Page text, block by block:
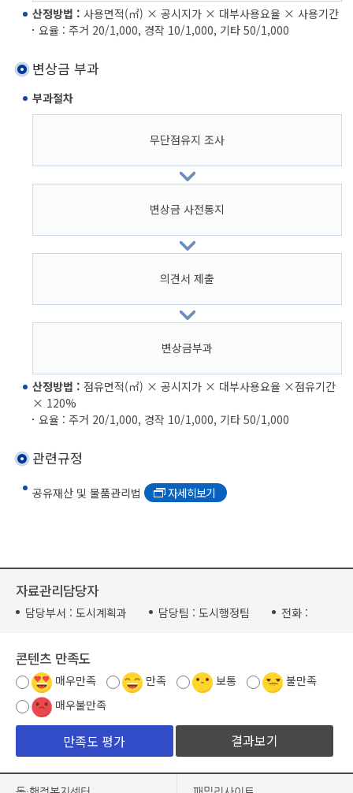
산정방법 : 사용면적(㎡) × 공시지가 × 대부사용요율 × 사용기간
요율 : 주거 20/1,000, 경작 10/1,000, 기타 50/1,000
변상금 부과
부과절차
무단점유지 조사
변상금 사전통지
의견서 제출
변상금부과
산정방법 : 점유면적(㎡) × 공시지가 × 대부사용요율 ×점유기간
× 120%
요율 : 주거 20/1,000, 경작 10/1,000, 기타 50/1,000
관련규정
공유재산 및 물품관리법 자세히보기
자료관리담당자
담당부서 : 도시계획과 담당팀 : 도시행정팀 전화 :
콘텐츠 만족도
매우만족 만족 보통
불만족
매우불만족
결과보기